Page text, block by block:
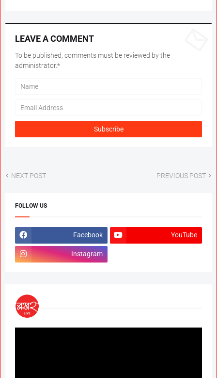
LEAVE A COMMENT
To be published, comments must be reviewed by the
administrator.*
NEXT POST PREVIOUS POST
FOLLOW US
Facebook YouTube
Instagram